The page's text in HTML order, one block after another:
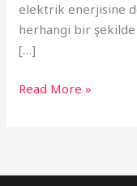
elektrik enerjisine
herhangi bir
[…]
Read More »